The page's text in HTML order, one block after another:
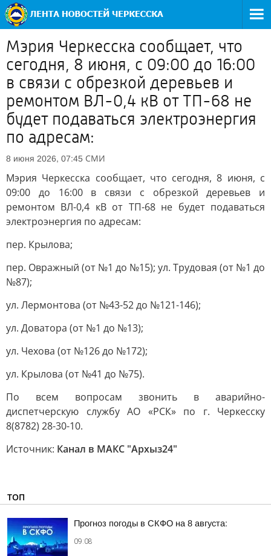
Мэрия Черкесска сообщает, что
сегодня, 8 июня, с 09:00 до 16:00
в связи с обрезкой деревьев и
ремонтом ВЛ-0,4 кВ от ТП-68 не
будет подаваться электроэнергия
по адресам:
8 июня 2026, 07:45 СМИ
Мэрия Черкесска сообщает, что сегодня, 8 июня, с
09:00 до 16:00 в связи с обрезкой деревьев и
ремонтом ВЛ-0,4 кВ от ТП-68 не будет подаваться
электроэнергия по адресам:
пер. Крылова;
пер. Овражный (от №1 до №15); ул. Трудовая (от №1 до
№87);
ул. Лермонтова (от №43-52 до №121-146);
ул. Доватора (от №1 до №13);
ул. Чехова (от №126 до №172);
ул. Крылова (от №41 до №75).
По всем вопросам звонить в аварийно-
диспетчерскую службу АО «РСК» по г. Черкесску
8(8782) 28-30-10.
Источник: Канал в МАКС "Архыз24"
ТОП
Прогноз погоды в СКФО на 8 августа:
09:08